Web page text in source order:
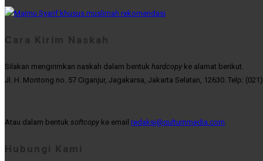
Cara Kirim Naskah
Silakan mengirimkan naskah dalam bentuk hardcopy ke alamat berikut.
Jl. H. Montong no. 57 Ciganjur, Jagakarsa, Jakarta Selatan, 12630. Telp:
Atau dalam bentuk softcopy ke email redaksi@qultummedia.com.
Hubungi Kami